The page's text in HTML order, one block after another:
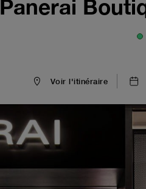
Panerai
Voir l'itinéraire